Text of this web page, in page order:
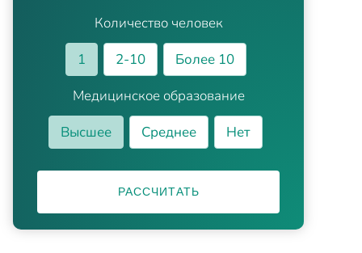
Количество человек
1
2-10
Более 10
Медицинское образование
Высшее
Среднее Нет
РАССЧИТАТЬ